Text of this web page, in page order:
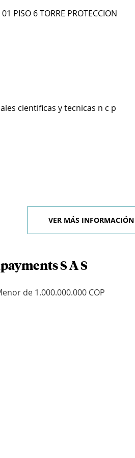
PISO 6 TORRE PROTECCION
cientificas y tecnicas n c p
VER MÁS INFORMACIÓN
S A S
de 1.000.000.000 COP